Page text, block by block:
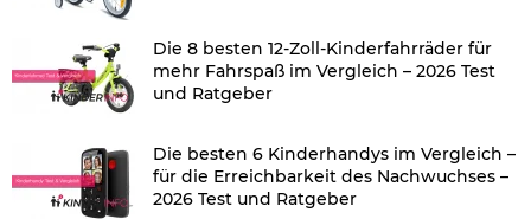
Die 8 besten 12-Zoll-Kinderfahrräder für
mehr Fahrspaß im Vergleich – 2026 Test
und Ratgeber
Die besten 6 Kinderhandys im Vergleich –
für die Erreichbarkeit des Nachwuchses –
2026 Test und Ratgeber